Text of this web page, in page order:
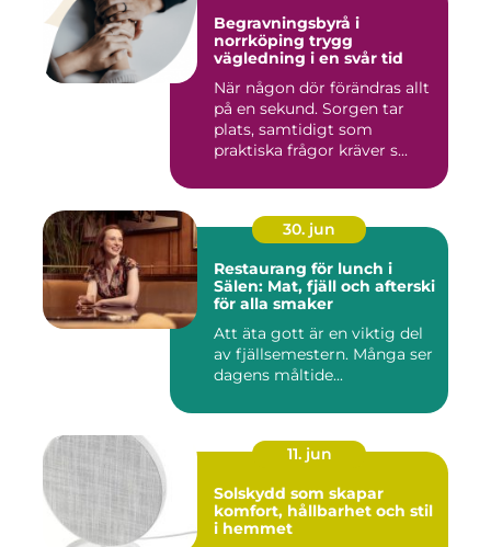
Begravningsbyrå i
norrköping trygg
vägledning i en svår tid
När någon dör förändras allt
på en sekund. Sorgen tar
plats, samtidigt som
praktiska frågor kräver s...
30. jun
Restaurang för lunch i
Sälen: Mat, fjäll och afterski
för alla smaker
Att äta gott är en viktig del
av fjällsemestern. Många ser
dagens måltide...
11. jun
Solskydd som skapar
komfort, hållbarhet och stil
i hemmet